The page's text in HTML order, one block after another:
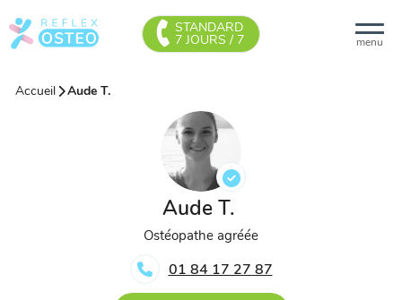
menu
STANDARD
7 JOURS / 7
Accueil Aude T.
Aude T.
Ostéopathe agréée
01 84 17 27 87